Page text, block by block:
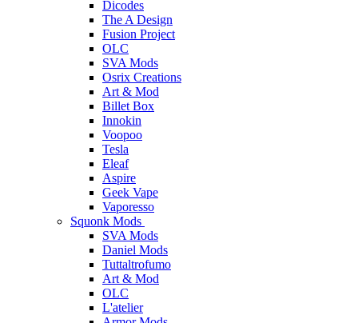
Dicodes
The A Design
Fusion Project
OLC
SVA Mods
Osrix Creations
Art & Mod
Billet Box
Innokin
Voopoo
Tesla
Eleaf
Aspire
Geek Vape
Vaporesso
Squonk Mods
SVA Mods
Daniel Mods
Tuttaltrofumo
Art & Mod
OLC
L'atelier